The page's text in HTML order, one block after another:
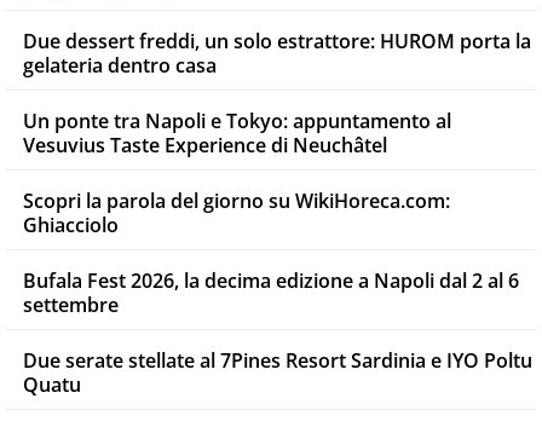
Due dessert freddi, un solo estrattore: HUROM porta la
gelateria dentro casa
Un ponte tra Napoli e Tokyo: appuntamento al
Vesuvius Taste Experience di Neuchâtel
Scopri la parola del giorno su WikiHoreca.com:
Ghiacciolo
Bufala Fest 2026, la decima edizione a Napoli dal 2 al 6
settembre
Due serate stellate al 7Pines Resort Sardinia e IYO Poltu
Quatu